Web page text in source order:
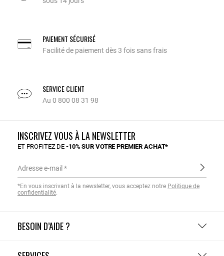
PAIEMENT SÉCURISÉ
Facilité de paiement dès 3 fois sans frais
SERVICE CLIENT
Au 0 800 08 31 98
BESOIN D’AIDE ?
INSCRIVEZ VOUS À LA NEWSLETTER
ET PROFITEZ DE-10% SUR VOTRE PREMIER ACHAT*
Adresse e-mail
*En vous inscrivant à la newsletter, vous acceptez notre Politique de
confidentialité.